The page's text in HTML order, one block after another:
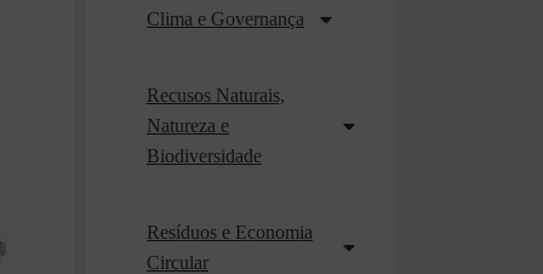
Clima e Governança
Recusos Naturais,
Natureza e
Biodiversidade
Resíduos e Economia
Circular